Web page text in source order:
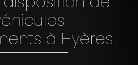
à Hyères